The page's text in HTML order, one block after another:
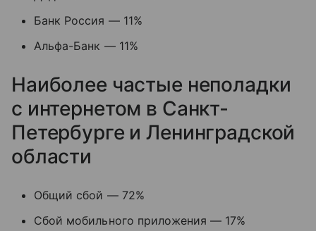
Банк Россия — 11%
Альфа-Банк — 11%
Наиболее частые неполадки
с интернетом в Санкт-
Петербурге и Ленинградской
области
Общий сбой — 72%
Сбой мобильного приложения — 17%